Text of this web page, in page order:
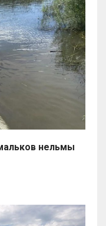
нельмы